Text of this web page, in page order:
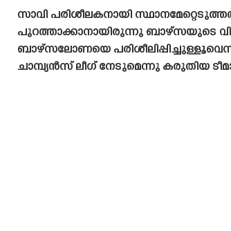
സാവി പരിശീലകനായി
പുറത്താക്കാനായിരുന്നു ബാഴ്‌സയുടെ
ബാഴ്‌സലോണയെ
ചാമ്പ്യൻസ് ലീഗ് നേടുമെന്നു കരുതിയ